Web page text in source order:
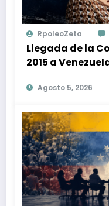
RpoleoZeta
Llegada de la
2015 a
Desafíos en la
Agosto 5, 2026